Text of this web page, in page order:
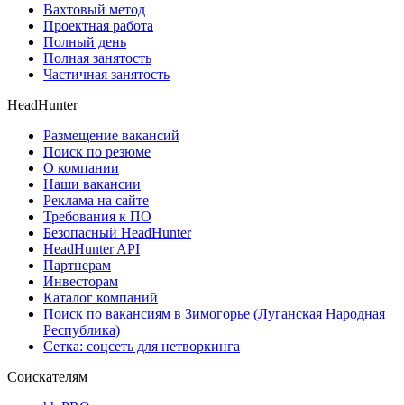
Вахтовый метод
Проектная работа
Полный день
Полная занятость
Частичная занятость
HeadHunter
Размещение вакансий
Поиск по резюме
О компании
Наши вакансии
Реклама на сайте
Требования к ПО
Безопасный HeadHunter
HeadHunter API
Партнерам
Инвесторам
Каталог компаний
Поиск по вакансиям в Зимогорье (Луганская Народная
Республика)
Сетка: соцсеть для нетворкинга
Соискателям